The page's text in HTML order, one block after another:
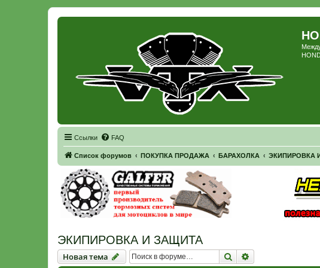
Ссылки FAQ
Список форумов ПОКУПКА ПРОДАЖА БАРАХОЛКА ЭКИПИРОВКА
ЭКИПИРОВКА И ЗАЩИТА
Новая тема
Новаятема Поиск